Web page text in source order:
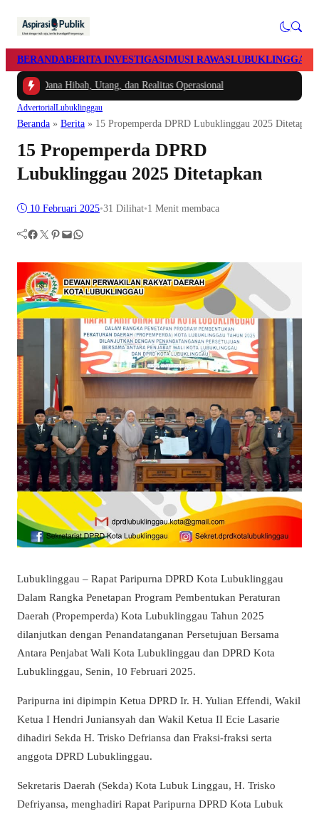
BERANDABERITA INVESTIGASIMUSI RAWASLUBUKLINGGAU
Dana Hibah, Utang, dan Realitas Operasional
AdvertorialLubuklinggau
Beranda » Berita » 15 Propemperda DPRD Lubuklinggau 2025 Ditetapkan
15 Propemperda DPRD
Lubuklinggau 2025 Ditetapkan
10 Februari 2025•31 Dilihat•1 Menit membaca
Facebook Twitter Pinterest Mail WhatsApp
Lubuklinggau – Rapat Paripurna DPRD Kota Lubuklinggau
Dalam Rangka Penetapan Program Pembentukan Peraturan
Daerah (Propemperda) Kota Lubuklinggau Tahun 2025
dilanjutkan dengan Penandatanganan Persetujuan Bersama
Antara Penjabat Wali Kota Lubuklinggau dan DPRD Kota
Lubuklinggau, Senin, 10 Februari 2025.
Paripurna ini dipimpin Ketua DPRD Ir. H. Yulian Effendi, Wakil
Ketua I Hendri Juniansyah dan Wakil Ketua II Ecie Lasarie
dihadiri Sekda H. Trisko Defriansa dan Fraksi-fraksi serta
anggota DPRD Lubuklinggau.
Sekretaris Daerah (Sekda) Kota Lubuk Linggau, H. Trisko
Defriyansa, menghadiri Rapat Paripurna DPRD Kota Lubuk